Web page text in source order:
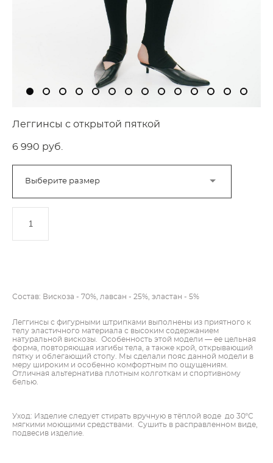
Леггинсы с открытой пяткой
6 990 pуб.
Выберите размер
Состав: Вискоза - 70%, лавсан - 25%, эластан - 5%
Леггинсы с фигурными штрипками выполнены из приятного к
телу эластичного материала с высоким содержанием
натуральной вискозы. Особенность этой модели — ее цельная
форма, повторяющая изгибы тела, а также крой, открывающий
пятку и облегающий стопу. Мы сделали пояс данной модели в
меру широким и особенно комфортным по ощущениям.
Отличная альтернатива плотным колготкам и спортивному
белью.
Уход: Изделие следует стирать вручную в тёплой воде до 30ºC
мягкими моющими средствами. Сушить в расправленном виде,
подвесив изделие.